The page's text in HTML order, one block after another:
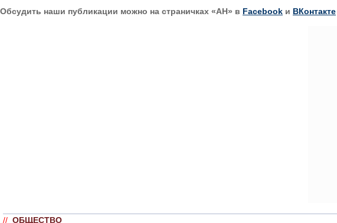
Обсудить наши публикации можно на страничках «АН» в Facebook и ВКонтакте
// ОБЩЕСТВО